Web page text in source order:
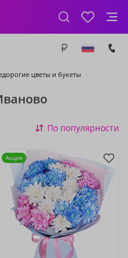
цветы и букеты
По популярности
Акция